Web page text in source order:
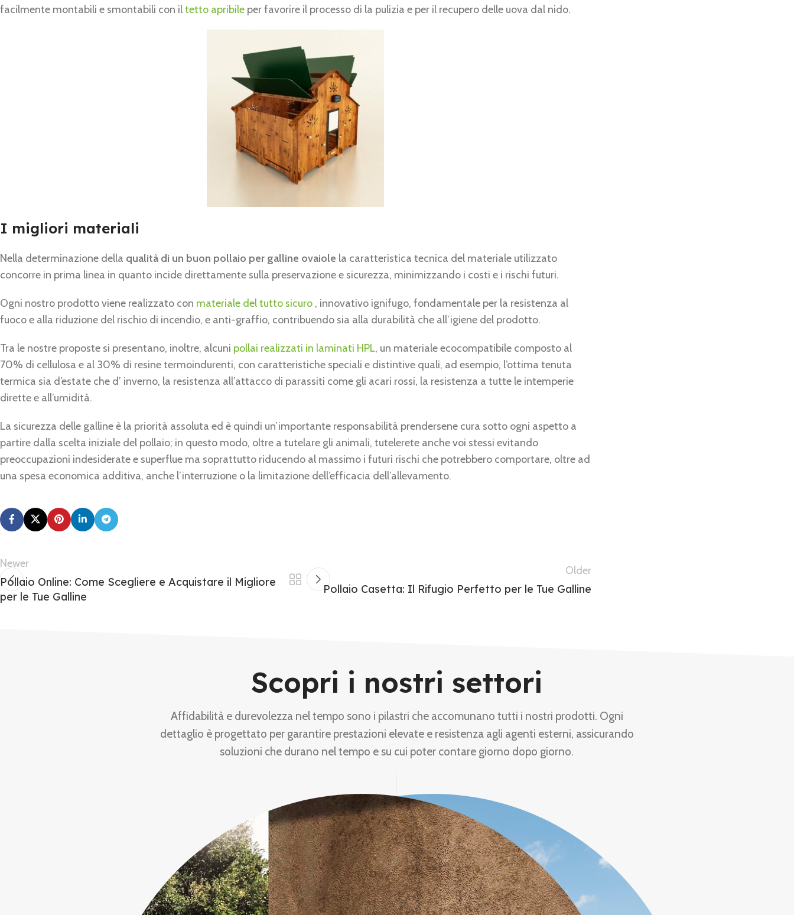
facilmente montabili e smontabili con iltetto apribile per favorire il processo di la pulizia e per il recupero delle uova dal nido.
I migliori materiali
Nella determinazione della qualità di un buon pollaio per galline ovaiole la caratteristica tecnica del materiale utilizzato
concorre in prima linea in quanto incide direttamente sulla preservazione e sicurezza, minimizzando i costi e i rischi futuri.
Ogni nostro prodotto viene realizzato con materiale del tutto sicuro , innovativo ignifugo, fondamentale per la resistenza al
fuoco e alla riduzione del rischio di incendio, e anti-graffio, contribuendo sia alla durabilità che all’igiene del prodotto.
Tra le nostre proposte si presentano, inoltre, alcuni pollai realizzati in laminati HPL, un materiale ecocompatibile composto al
70% di cellulosa e al 30% di resine termoindurenti, con caratteristiche speciali e distintive quali, ad esempio, l’ottima tenuta
termica sia d’estate che d’ inverno, la resistenza all’attacco di parassiti come gli acari rossi, la resistenza a tutte le intemperie
dirette e all’umidità.
La sicurezza delle galline è la priorità assoluta ed è quindi un’importante responsabilità prendersene cura sotto ogni aspetto a
partire dalla scelta iniziale del pollaio; in questo modo, oltre a tutelare gli animali, tutelerete anche voi stessi evitando
preoccupazioni indesiderate e superflue ma soprattutto riducendo al massimo i futuri rischi che potrebbero comportare, oltre ad
una spesa economica additiva, anche l’interruzione o la limitazione dell’efficacia dell’allevamento.
Newer
Pollaio Online: Come Scegliere e Acquistare il Migliore
per le Tue Galline
Older
Pollaio Casetta: Il Rifugio Perfetto per le Tue Galline
Scopri i nostri settori
Affidabilità e durevolezza nel tempo sono i pilastri che accomunano tutti i nostri prodotti. Ogni
dettaglio è progettato per garantire prestazioni elevate e resistenza agli agenti esterni, assicurando
soluzioni che durano nel tempo e su cui poter contare giorno dopo giorno.